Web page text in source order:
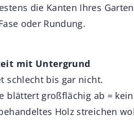
die Kanten Ihres
oder Rundung.
mit Untergrund
schlecht bis gar nicht.
blättert großflächig ab =
Holz streichen